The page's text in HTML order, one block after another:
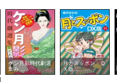
ケン月影時代劇選
集み ...
月とスッポン Ｄ
Ｘ版 ...